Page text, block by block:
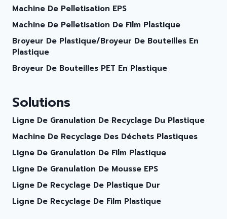
Machine De Pelletisation EPS
Machine De Pelletisation De Film Plastique
Broyeur De Plastique/broyeur De Bouteilles En
Plastique
Broyeur De Bouteilles PET En Plastique
Solutions
Ligne De Granulation De Recyclage Du Plastique
Machine De Recyclage Des Déchets Plastiques
Ligne De Granulation De Film Plastique
Ligne De Granulation De Mousse EPS
Ligne De Recyclage De Plastique Dur
Ligne De Recyclage De Film Plastique